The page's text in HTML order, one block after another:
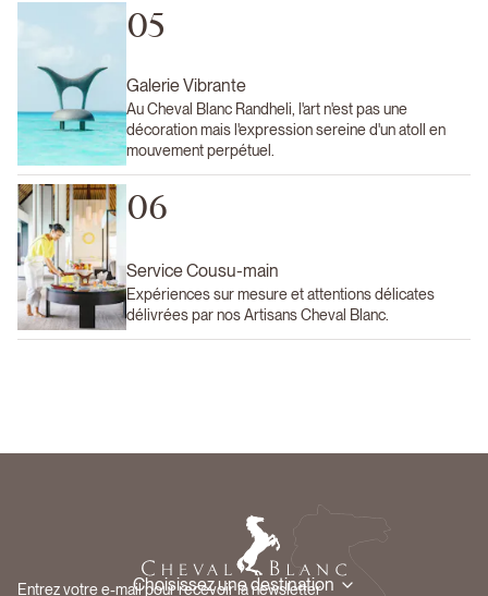
05
Galerie Vibrante
Au Cheval Blanc Randheli, l'art n'est pas une
décoration mais l'expression sereine d'un atoll en
mouvement perpétuel.
06
Service Cousu-main
Expériences sur mesure et attentions délicates
délivrées par nos Artisans Cheval Blanc.
Choisissez une destination
Entrez votre e-mail pour recevoir la newsletter